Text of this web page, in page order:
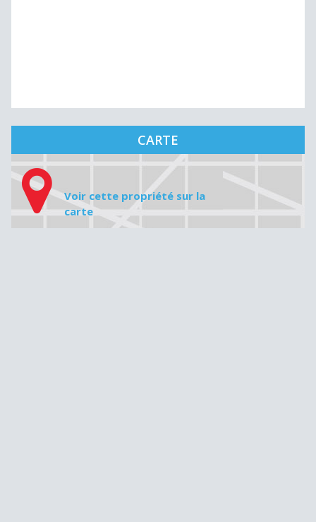
CARTE
Voir cette propriété sur la
carte